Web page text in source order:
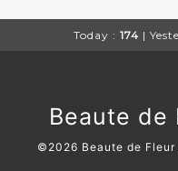
Today : 174 |
Beaute de
©2026 Beaute de